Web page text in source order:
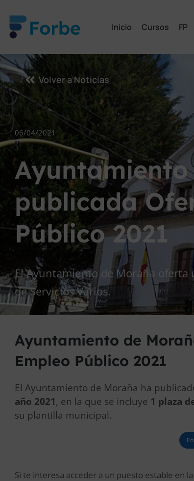
Inicio Cursos FP
Volver a Noticias
06/04/2021
publicada
Público 2021
El Ayuntamiento de Moraña oferta
de Servicios Varios.
Ayuntamiento de
Empleo Público 2021
El Ayuntamiento de Moraña ha
año 2021, en la que se incluye 1 plaza
su plantilla municipal.
Si te interesa acceder a un puesto estable en